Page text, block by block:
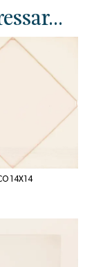
14X14